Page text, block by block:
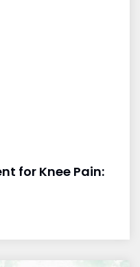
for Knee Pain: